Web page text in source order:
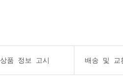
상품 정보 고시 배송 및 교